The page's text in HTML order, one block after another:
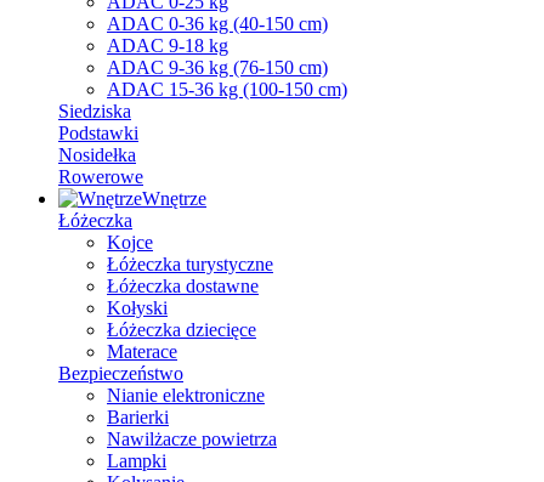
ADAC 0-36 kg (40-150 cm)
ADAC 9-18 kg
ADAC 9-36 kg (76-150 cm)
ADAC 15-36 kg (100-150 cm)
Siedziska
Podstawki
Nosidełka
Rowerowe
Wnętrze
Łóżeczka
Kojce
Łóżeczka turystyczne
Łóżeczka dostawne
Kołyski
Łóżeczka dziecięce
Materace
Bezpieczeństwo
Nianie elektroniczne
Barierki
Nawilżacze powietrza
Lampki